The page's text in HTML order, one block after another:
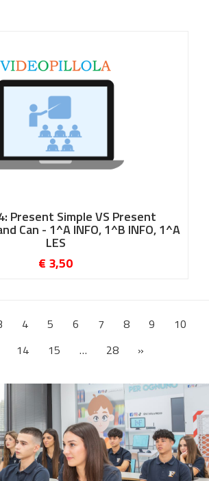
Present Simple VS Present
Can - 1^A INFO, 1^B INFO, 1^A
LES
€ 3,50
4 5 6 7 8 9
10
14 15 … 28 »